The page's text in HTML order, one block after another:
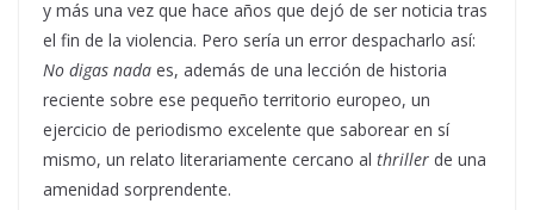
y más una vez que hace años que dejó de ser noticia tras
el fin de la violencia. Pero sería un error despacharlo así:
No digas nada es, además de una lección de historia
reciente sobre ese pequeño territorio europeo, un
ejercicio de periodismo excelente que saborear en sí
mismo, un relato literariamente cercano al thriller de una
amenidad sorprendente.